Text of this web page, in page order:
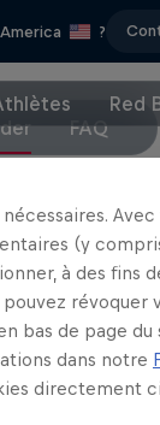
?
Red
FAQ
étape
de
(y
à des fins
révoquer
bas de page
dans notre
directement